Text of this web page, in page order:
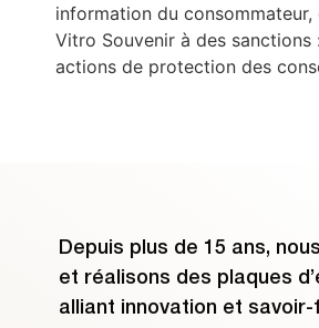
information du
Vitro Souvenir à des sanctions
actions de protection des
Depuis plus de 15 ans,
et réalisons des plaques
alliant innovation et